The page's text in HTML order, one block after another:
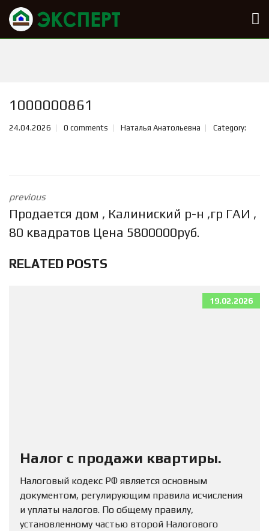
1000000861
24.04.2026 0 comments Наталья Анатольевна Category:
previous
Продается дом , Калиниский р-н ,гр ГАИ ,
80 квадратов Цена 5800000руб.
RELATED POSTS
19.02.2026
Налог с продажи квартиры.
Налоговый кодекс РФ является основным
документом, регулирующим правила исчисления
и уплаты налогов. По общему правилу,
установленному частью второй Налогового